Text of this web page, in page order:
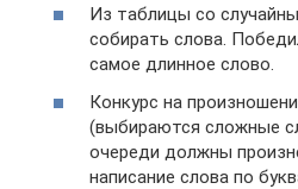
Из таблицы со
собирать слова.
самое длинное слово.
Конкурс на
(выбираются сложные
очереди должны
написание слова по